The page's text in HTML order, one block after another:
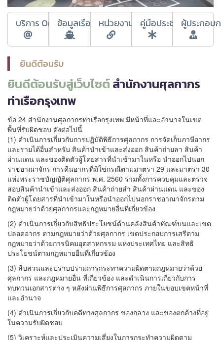
บริการ Onlineข้อมูลเรือเข้า/ออกหน่วยงานที่เกี่ยวข้อง
คู่มือประชาชนผู้ประกอบ
ยินดีต้อนรับ
ยินดีต้อนรับสู่เว็บไซต์สำนักงานศุลกากร
ท่าเรือกรุงเทพ
ข้อ 24 สำนักงานศุลกากรท่าเรือกรุงเทพ มีหน้าที่และอำนาจในเขต
พื้นที่รับผิดชอบ ดังต่อไปนี้
(1) ดำเนินการเกี่ยวกับการปฏิบัติพิธีการศุลกากร การจัดเก็บภาษีอากร
และรายได้อื่นสำหรับ สินค้านำเข้าและส่งออก สินค้าถ่ายลา สินค้า
ผ่านแดน และของติดตัวผู้โดยสารที่นำเข้ามาในหรือ นำออกไปนอก
ราชอาณาจักร การคืนอากรที่มิใช่กรณีตามมาตรา 29 และมาตรา 30
แห่งพระราชบัญญัติศุลกากร พ.ศ. 2560 รวมทั้งการควบคุมและตรวจ
สอบสินค้านำเข้าและส่งออก สินค้าถ่ายลำ สินค้าผ่านแดน และของ
ติดตัวผู้โดยสารที่นำเข้ามาในหรือนำออกไปนอกราชอาณาจักรตาม
กฎหมายว่าด้วยศุลกากรและกฎหมายอื่นที่เกี่ยวข้อง
(2) ดำเนินการเกี่ยวกับสิทธิประโยชน์ด้านคลังสินค้าทัณฑ์บนและเขต
ปลอดอากร ตามกฎหมายว่าด้วยศุลกากร เขตประกอบการเสรีตาม
กฎหมายว่าด้วยการนิคมอุตสาหกรรม แห่งประเทศไทย และสิทธิ
ประโยชน์ตามกฎหมายอื่นที่เกี่ยวข้อง
(3) สืบสวนและปราบปรามการกระทาความผิดตามกฎหมายว่าด้วย
ศุลกากร และกฎหมายอื่น ที่เกี่ยวข้อง และดำเนินการเกี่ยวกับการ
ทบทวนเอกสารต่าง ๆ หลังผ่านพิธีการศุลกากร ภายในขอบเขตหน้าที่
และอำนาจ
(4) ดำเนินการเกี่ยวกับคดีทางศุลกากร ของกลาง และของตกค้างที่อยู่
ในความรับผิดชอบ
(5) วิเคราะห์และประเมินความเสี่ยงในการกระทำความผิดตาม